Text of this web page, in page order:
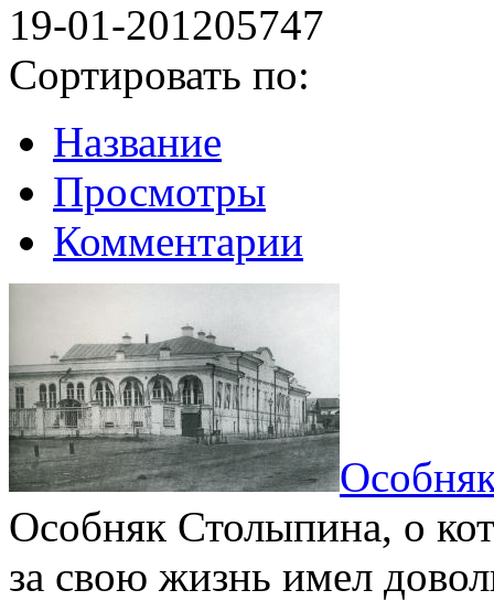
19-01-201205747
Сортировать по:
Название
Просмотры
Комментарии
Особняк Столыпина, о
за свою жизнь имел